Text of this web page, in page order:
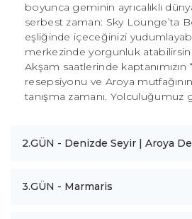
boyunca geminin ayrıcalıklı
serbest zaman: Sky Lounge’ta
eşliğinde içeceğinizi
merkezinde yorgunluk
Akşam saatlerinde kaptanımızın
resepsiyonu ve Aroya
tanışma zamanı. Yolculuğumuz
2.GÜN - Denizde Seyir | Aroya
3.GÜN - Marmaris